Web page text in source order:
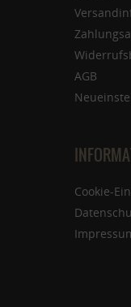
AGB
Cookie-